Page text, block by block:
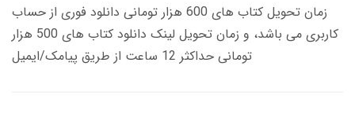
زمان تحویل کتاب های 600 هزار تومانی دانلود فوری از حساب
کاربری می باشد، و زمان تحویل لینک دانلود کتاب های 500 هزار
تومانی حداکثر 12 ساعت از طریق پیامک/ایمیل